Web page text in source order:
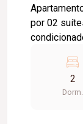
por 02
ainda com
cooktop,
2
Dorm.